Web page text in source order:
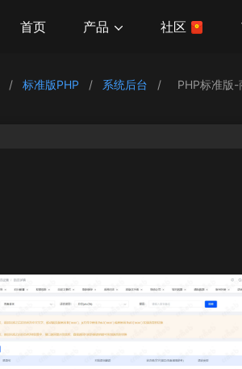
首页 产品 社区
/ 标准版PHP / 系统后台 /
PHP标准版